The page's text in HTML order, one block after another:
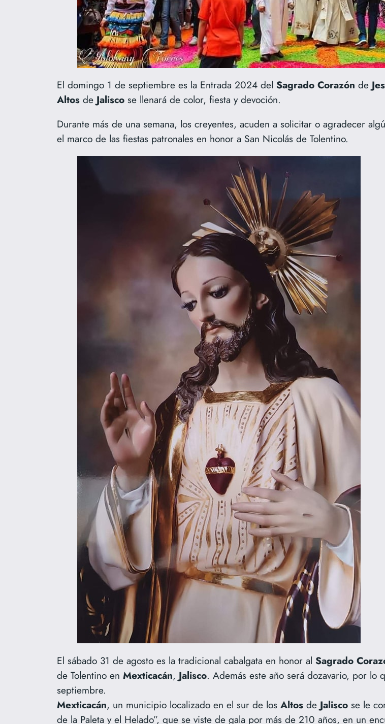
El domingo 1 de septiembre es la Entrada 2024 del Sagrado Corazón de
Altos de Jalisco se llenará de color, fiesta y devoción.
Durante más de una semana, los creyentes, acuden a solicitar o agradecer
el marco de las fiestas patronales en honor a San Nicolás de Tolentino.
El sábado 31 de agosto es la tradicional cabalgata en honor al Sagrado
de Tolentino en Mexticacán, Jalisco. Además este año será dozavario, por lo
septiembre.
Mexticacán, un municipio localizado en el sur de los Altos de Jalisco se le
de la Paleta y el Helado”, que se viste de gala por más de 210 años, en un